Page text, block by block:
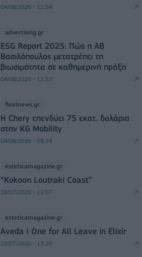
04/08/2026 - 12:54
advertising.gr
ESG Report 2025: Πώς η ΑΒ
Βασιλόπουλος μετατρέπει τη
βιωσιμότητα σε καθημερινή πράξη
04/08/2026 - 12:52
fleetnews.gr
Η Chery επενδύει 75 εκατ. δολάρια
στην KG Mobility
04/08/2026 - 09:24
esteticamagazine.gr
“Kokoon Loutraki Coast”
28/07/2026 - 12:07
esteticamagazine.gr
Aveda I One for All Leave in Elixir
22/07/2026 - 13:20